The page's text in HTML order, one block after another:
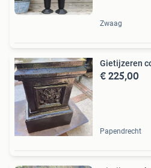
Zwaag
Gietijzeren
€ 225,00
Papendrecht